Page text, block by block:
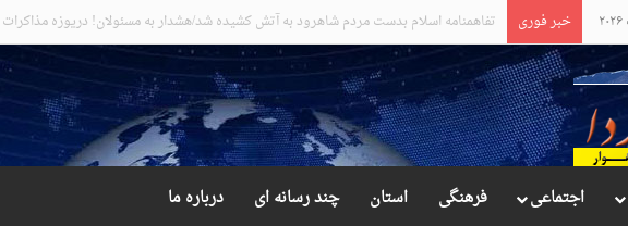
خبر فوری مواضع عجیب و دور از انتظار علی لاریجانی
اجتماعی فرهنگی استان چند رسانه ای درباره ما